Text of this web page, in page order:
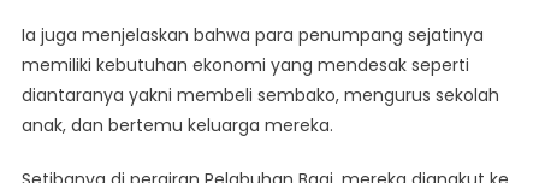
Ia juga menjelaskan bahwa para penumpang sejatinya
memiliki kebutuhan ekonomi yang mendesak seperti
diantaranya yakni membeli sembako, mengurus sekolah
anak, dan bertemu keluarga mereka.